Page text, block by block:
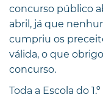
concurso público
abril, já que
cumpriu os
válida, o que
concurso.
Toda a Escola do